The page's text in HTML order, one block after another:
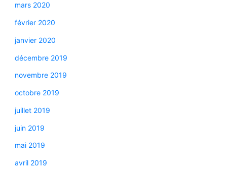
mars 2020
février 2020
janvier 2020
décembre 2019
novembre 2019
octobre 2019
juillet 2019
juin 2019
mai 2019
avril 2019